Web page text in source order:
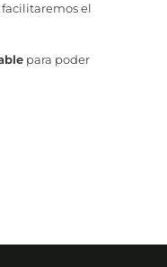
el
para poder